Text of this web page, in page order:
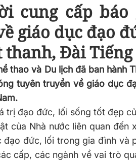
cung cấp
giáo dục đạo
thanh, Đài
thao và Du lịch đã ban
tuyên truyền về giáo dục
trị đạo đức, lối sống tốt đẹp
của Nhà nước liên quan
đức, lối trong gia đình và
cấp, các ngành về vai trò